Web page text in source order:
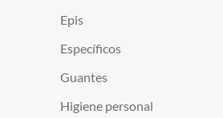
Epis
Específicos
Guantes
Higiene personal